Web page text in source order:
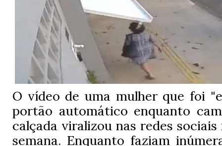
O vídeo de uma mulher que foi
portão automático enquanto
calçada viralizou nas redes
semana. Enquanto faziam